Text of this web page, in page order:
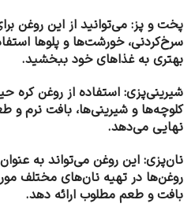
پخت و پز: می‌توانید از این روغن
سرخ‌کردنی، خورشت‌ها و پلوها
بهتری به غذاهای خود ببخشید.
شیرینی‌پزی: استفاده از روغن کره
کلوچه‌ها و شیرینی‌ها، بافت نرم
نهایی می‌دهد.
نان‌پزی: این روغن می‌تواند به
روغن‌ها در تهیه نان‌های مختلف
بافت و طعم مطلوب ارائه دهد.